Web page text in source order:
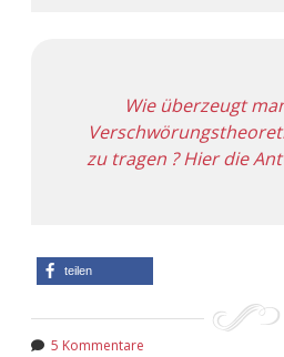
Wie überzeugt
zu tragen ? Hier die
teilen
5 Kommentare